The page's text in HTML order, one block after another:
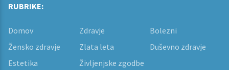
RUBRIKE:
Domov Zdravje
Bolezni
Žensko zdravje
Zlata leta
Duševno zdravje
Estetika
Življenjske zgodbe